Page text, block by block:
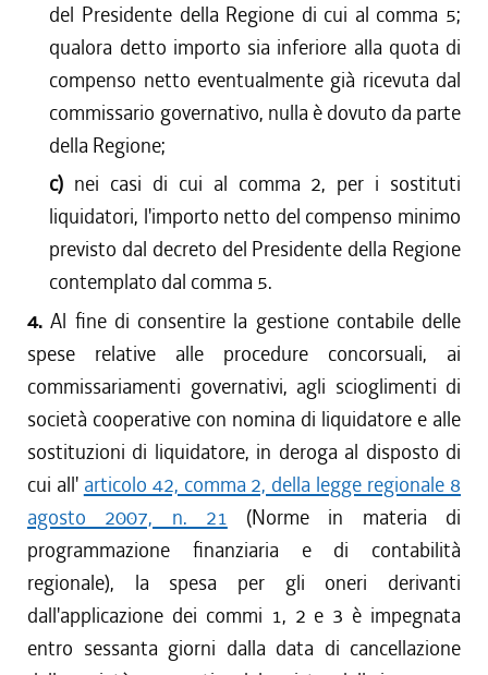
del Presidente della Regione di cui al comma 5;
qualora detto importo sia inferiore alla quota di
compenso netto eventualmente già ricevuta dal
commissario governativo, nulla è dovuto da parte
della Regione;
c) nei casi di cui al comma 2, per i sostituti
liquidatori, l'importo netto del compenso minimo
previsto dal decreto del Presidente della Regione
contemplato dal comma 5.
4.Al fine di consentire la gestione contabile delle
spese relative alle procedure concorsuali, ai
commissariamenti governativi, agli scioglimenti di
società cooperative con nomina di liquidatore e alle
sostituzioni di liquidatore, in deroga al disposto di
cui all' articolo 42, comma 2, della legge regionale 8
agosto 2007, n. 21 (Norme in materia di
programmazione finanziaria e di contabilità
regionale), la spesa per gli oneri derivanti
dall'applicazione dei commi 1, 2 e 3 è impegnata
entro sessanta giorni dalla data di cancellazione